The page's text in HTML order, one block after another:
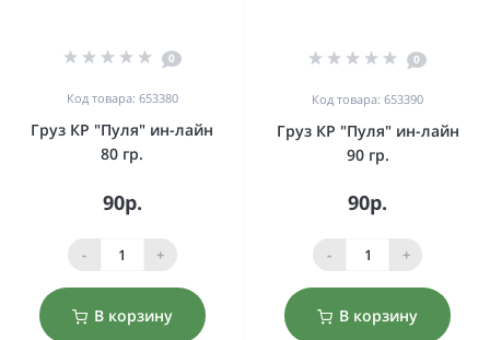
0
Код товара: 653380
Груз КР "Пуля" ин-лайн
80 гр.
90р.
- +
В корзину
0
Код товара: 653390
Груз КР "Пуля" ин-лайн
90 гр.
90р.
- +
В корзину